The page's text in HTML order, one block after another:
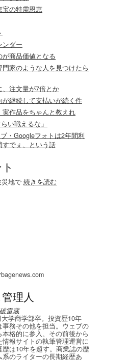
宝の特需恩恵
ンダー
が商品価値となる
家のような人を見つけたら
、注文量が7倍とか
継続して支払いが続く件
作品をちゃんと教えれ
い戦えるな」
・Googleフォトは2年間利
すでぇ、という話
地で 続きを読む
理人
雷蔵
学商学部卒。投資歴10年
務その他を担当。ウェブの
格的に参入、その前後から
報サイトの執筆管理運営に
は10年を超す。商業誌の歴
のライターの長期経歴あ